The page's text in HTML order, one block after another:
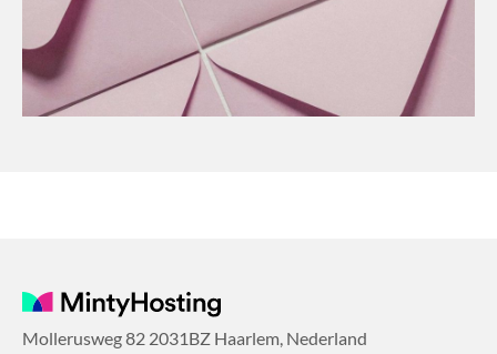
Mollerusweg 82 2031BZ Haarlem, Nederland